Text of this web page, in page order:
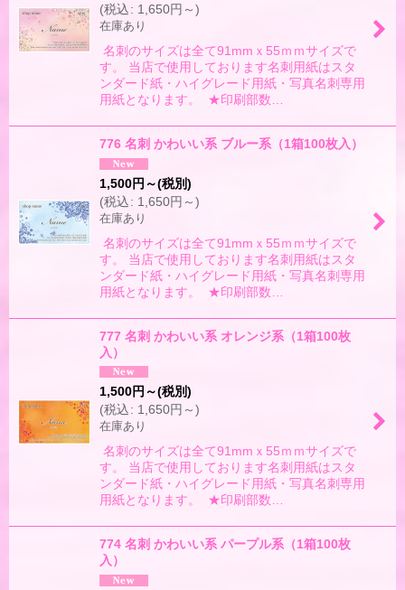
(税込: 1,650円 ～)
在庫あり
名刺のサイズは全て91mmｘ55ｍｍサイズで
す。 当店で使用しております名刺用紙はスタ
ンダード紙・ハイグレード用紙・写真名刺専用
用紙となります。 ★印刷部数…
776 名刺 かわいい系 ブルー系（1箱100枚入）
1,500円 ～(税別)
(税込: 1,650円 ～)
在庫あり
名刺のサイズは全て91mmｘ55ｍｍサイズで
す。 当店で使用しております名刺用紙はスタ
ンダード紙・ハイグレード用紙・写真名刺専用
用紙となります。 ★印刷部数…
777 名刺 かわいい系 オレンジ系（1箱100枚
入）
1,500円 ～(税別)
(税込: 1,650円 ～)
在庫あり
名刺のサイズは全て91mmｘ55ｍｍサイズで
す。 当店で使用しております名刺用紙はスタ
ンダード紙・ハイグレード用紙・写真名刺専用
用紙となります。 ★印刷部数…
774 名刺 かわいい系 パープル系（1箱100枚
入）